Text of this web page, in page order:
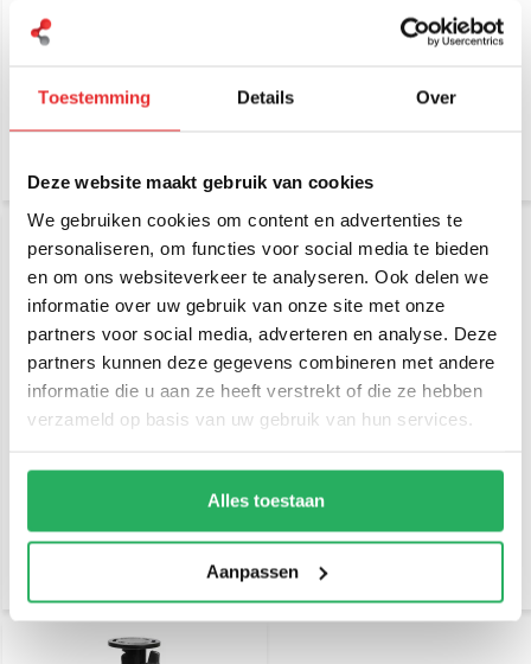
Toestemming Details Over
Deze website maakt gebruik van cookies
We gebruiken cookies om content en advertenties te
personaliseren, om functies voor social media te bieden
en om ons websiteverkeer te analyseren. Ook delen we
informatie over uw gebruik van onze site met onze
partners voor social media, adverteren en analyse. Deze
partners kunnen deze gegevens combineren met andere
informatie die u aan ze heeft verstrekt of die ze hebben
verzameld op basis van uw gebruik van hun services.
Alles toestaan
Aanpassen
Brodit Proclip Auto
specifiek, alle automerken
leverbaar!
€ 29,95Incl. btw
€ 24,75 Excl. btw
RAM Mount Twist Lock
compacte zuignapset
€ 39,95
Incl. btw
RAM Mount Plakkogel +
€ 37,15 Excl. btw
Brodit Pedestal mount 4",
€ 119,95
€ 99,13 Excl. btw